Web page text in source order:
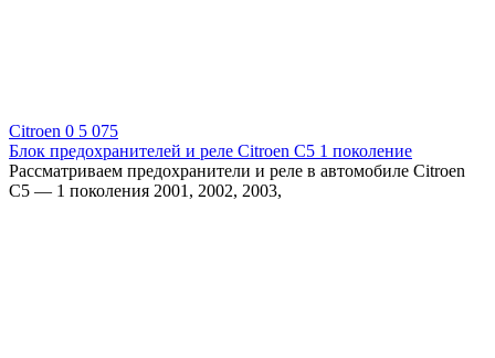
Citroen 0 5 075
Блок предохранителей и реле Citroen C5 1 поколение
Рассматриваем предохранители и реле в автомобиле Citroen
C5 — 1 поколения 2001, 2002, 2003,